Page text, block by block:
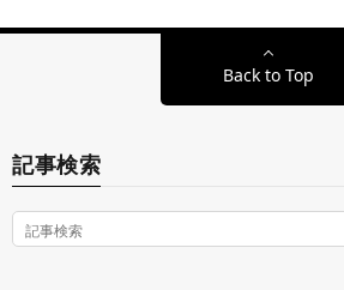
Back to Top
記事検索